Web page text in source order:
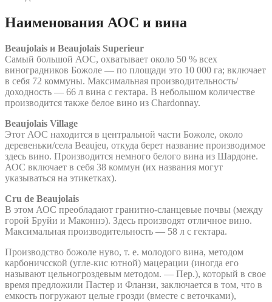
Наименования АОС и вина
Beaujolais и Beaujolais Superieur
Самый большой АОС, охватывает около 50 % всех
виноградников Божоле — по площади это 10 000 га; включает
в себя 72 коммуны. Максимальная производительность/
доходность — 66 л вина с гектара. В небольшом количестве
производится также белое вино из Chardonnay.
Beaujolais Village
Этот АОС находится в центральной части Божоле, около
деревеньки/села Beaujeu, откуда берет название производимое
здесь вино. Производится немного белого вина из Шардоне.
АОС включает в себя 38 коммун (их названия могут
указываться на этикетках).
Cru de Beaujolais
В этом АОС преобладают гранитно-сланцевые почвы (между
горой Бруйи и Маконнэ). Здесь производят отличное вино.
Максимальная производительность — 58 л с гектара.
Производство божоле нуво, т. е. молодого вина, методом
карбоничсской (угле-кис ютной) мацерации (иногда его
называют цельногроздевым методом. — Пер.), который в свое
время предложили Пастер и Фланзи, заключается в том, что в
емкость погружают целые грозди (вместе с веточками),